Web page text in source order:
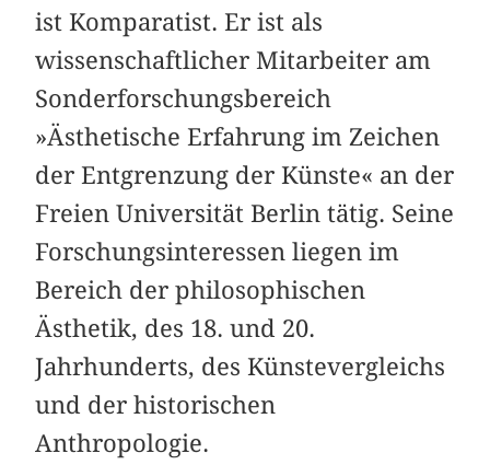
ist Komparatist. Er ist als
wissenschaftlicher Mitarbeiter am
Sonderforschungsbereich
»Ästhetische Erfahrung im Zeichen
der Entgrenzung der Künste« an der
Freien Universität Berlin tätig. Seine
Forschungsinteressen liegen im
Bereich der philosophischen
Ästhetik, des 18. und 20.
Jahrhunderts, des Künstevergleichs
und der historischen
Anthropologie.